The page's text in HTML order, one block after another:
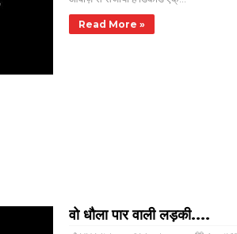
Read More »
वो धौला पार वाली लड़की....